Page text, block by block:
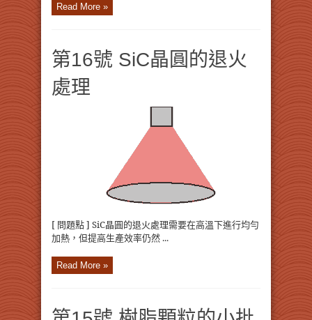
Read More »
第16號 SiC晶圓的退火
處理
[ 問題點 ] SiC晶圓的退火處理需要在高溫下進行均勻
加熱，但提高生產效率仍然 ...
Read More »